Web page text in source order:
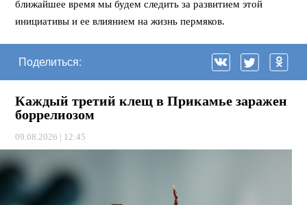
ближайшее время мы будем следить за развитием этой
инициативы и ее влиянием на жизнь пермяков.
Поделиться:
Каждый третий клещ в Прикамье заражен
боррелиозом
09.08.2026 | 12:45